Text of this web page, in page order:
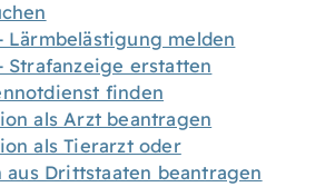
Lärmbelästigung melden
Strafanzeige erstatten
finden
als Arzt beantragen
als Tierarzt oder
aus Drittstaaten beantragen